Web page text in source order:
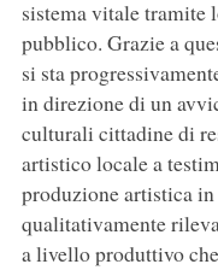
sistema vitale tramite
pubblico. Grazie a
si sta
in direzione di un
culturali cittadine di
artistico locale a
produzione artistica
qualitativamente
a livello produttivo